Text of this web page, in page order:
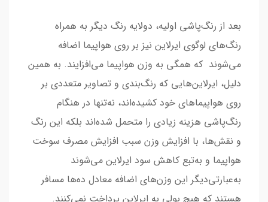
بعد از رنگ‌پاشی اولیه، دولایه رنگ دیگر به همراه
رنگ‌های لوگوی ایرلاین نیز بر روی هواپیما اضافه
می‌شوند که همگی به وزن هواپیما می‌افزایند. به همین
دلیل، ایرلاین‌هایی که رنگ‌بندی و تصاویر متعددی بر
روی هواپیماهای خود کشیده‌اند، نه‌تنها در هنگام
رنگ‌پاشی هزینه زیادی را متحمل شده‌اند بلکه این رنگ
و نقش‌ها، با افزایش وزن سبب افزایش مصرف سوخت
هواپیما و به‌تبع کاهش سود ایرلاین می‌شوند
به‌عبارتی‌دیگر این وزن‌های اضافه معادل ده‌ها مسافر
هستند که هیچ پولی به ایرلاین پرداخت نمی‌کنند.